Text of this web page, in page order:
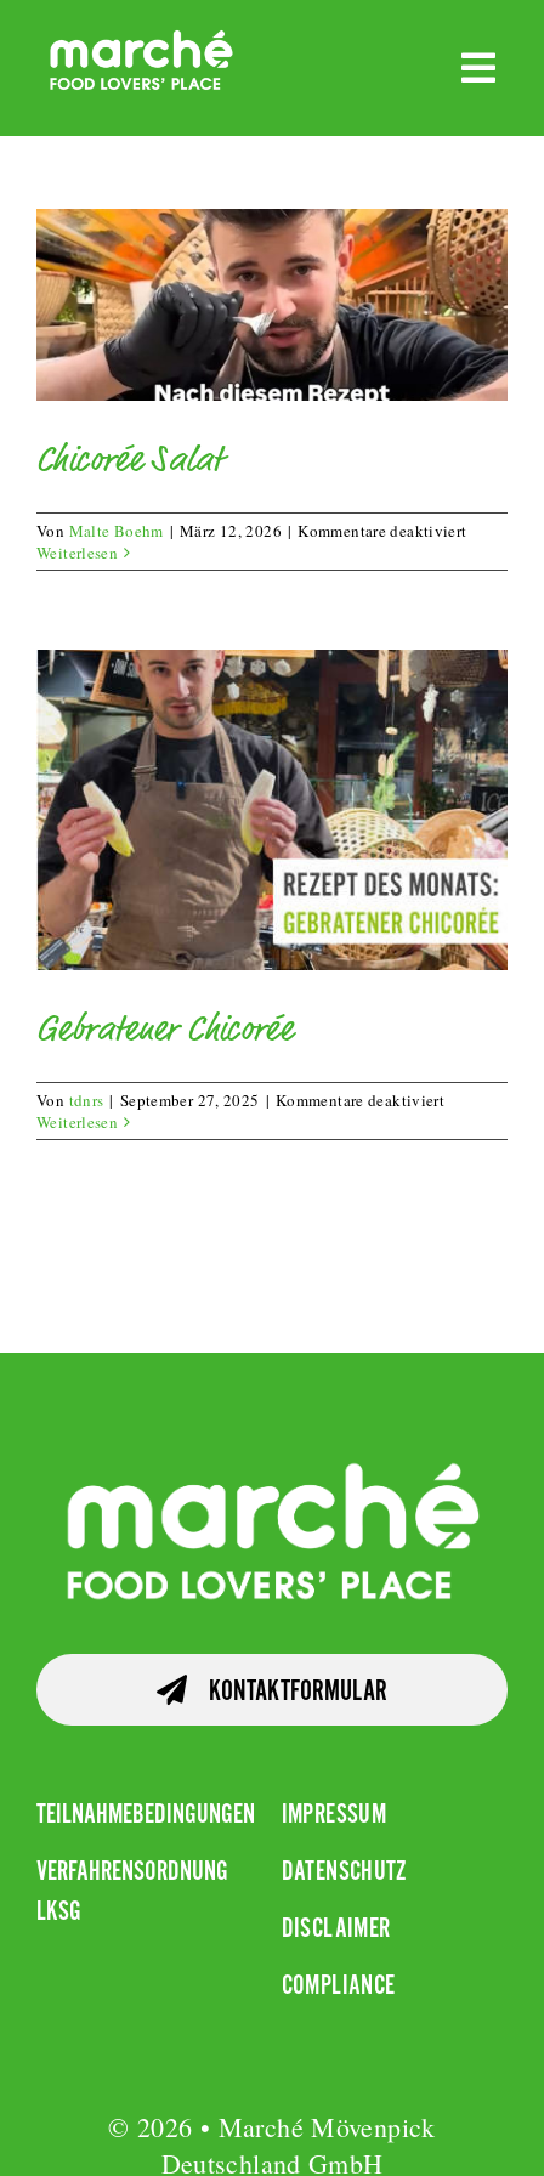
Inhalt
Chicorée Salat
Von Malte Boehm | März 12, 2026 | Kommentare deaktiviertfür
Salat
Weiterlesen
Gebratener Chicorée
Von tdnrs | September 27, 2025 | Kommentare deaktiviertfür
Chicorée
Weiterlesen
KONTAKTFORMULAR
TEILNAHMEBEDINGUNGEN
VERFAHRENSORDNUNG
LKSG
IMPRESSUM
DATENSCHUTZ
DISCLAIMER
COMPLIANCE
© 2026 • Marché Mövenpick
Deutschland GmbH